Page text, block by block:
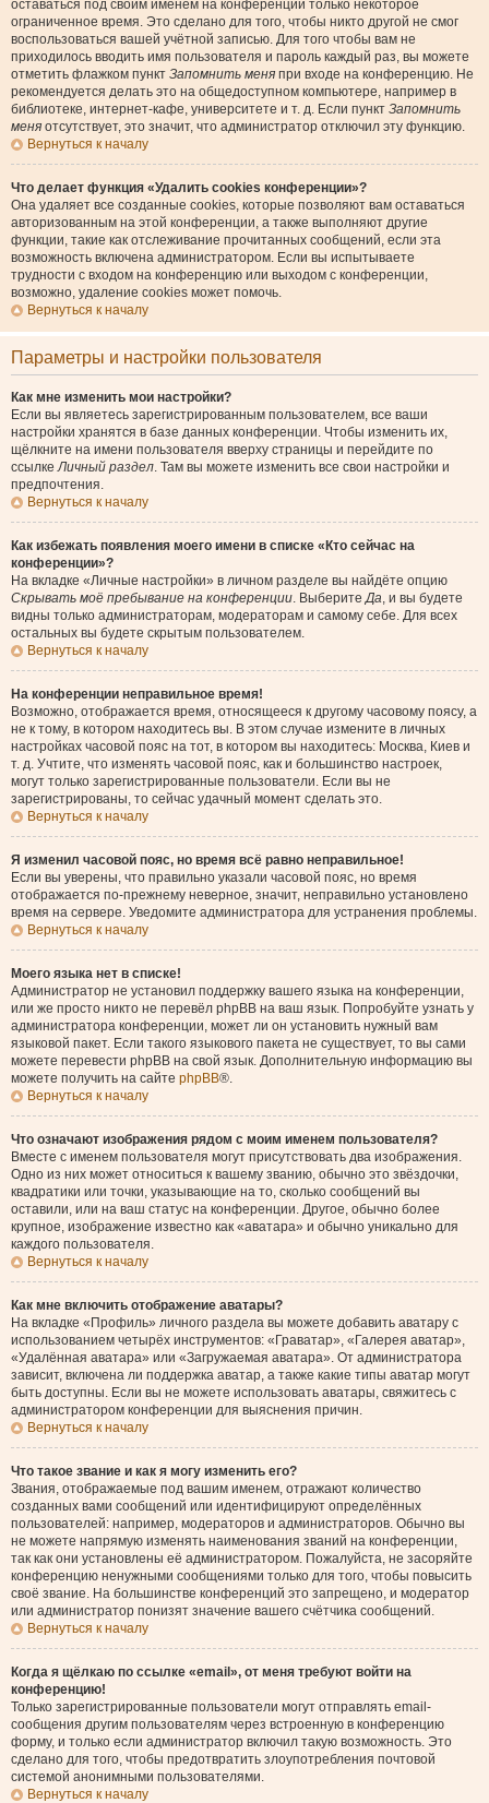
оставаться под своим именем на конференции только некоторое
ограниченное время. Это сделано для того, чтобы никто другой не смог
воспользоваться вашей учётной записью. Для того чтобы вам не
приходилось вводить имя пользователя и пароль каждый раз, вы можете
отметить флажком пункт Запомнить меня при входе на конференцию. Не
рекомендуется делать это на общедоступном компьютере, например в
библиотеке, интернет-кафе, университете и т. д. Если пункт Запомнить
меня отсутствует, это значит, что администратор отключил эту функцию.
Вернуться к началу
Что делает функция «Удалить cookies конференции»?
Она удаляет все созданные cookies, которые позволяют вам оставаться
авторизованным на этой конференции, а также выполняют другие
функции, такие как отслеживание прочитанных сообщений, если эта
возможность включена администратором. Если вы испытываете
трудности с входом на конференцию или выходом с конференции,
возможно, удаление cookies может помочь.
Вернуться к началу
Параметры и настройки пользователя
Как мне изменить мои настройки?
Если вы являетесь зарегистрированным пользователем, все ваши
настройки хранятся в базе данных конференции. Чтобы изменить их,
щёлкните на имени пользователя вверху страницы и перейдите по
ссылкеЛичный раздел. Там вы можете изменить все свои настройки и
предпочтения.
Вернуться к началу
Как избежать появления моего имени в списке «Кто сейчас на
конференции»?
На вкладке «Личные настройки» в личном разделе вы найдёте опцию
Скрывать моё пребывание на конференции. ВыберитеДа, и вы будете
видны только администраторам, модераторам и самому себе. Для всех
остальных вы будете скрытым пользователем.
Вернуться к началу
На конференции неправильное время!
Возможно, отображается время, относящееся к другому часовому поясу, а
не к тому, в котором находитесь вы. В этом случае измените в личных
настройках часовой пояс на тот, в котором вы находитесь: Москва, Киев и
т. д. Учтите, что изменять часовой пояс, как и большинство настроек,
могут только зарегистрированные пользователи. Если вы не
зарегистрированы, то сейчас удачный момент сделать это.
Вернуться к началу
Я изменил часовой пояс, но время всё равно неправильное!
Если вы уверены, что правильно указали часовой пояс, но время
отображается по-прежнему неверное, значит, неправильно установлено
время на сервере. Уведомите администратора для устранения проблемы.
Вернуться к началу
Моего языка нет в списке!
Администратор не установил поддержку вашего языка на конференции,
или же просто никто не перевёл phpBB на ваш язык. Попробуйте узнать у
администратора конференции, может ли он установить нужный вам
языковой пакет. Если такого языкового пакета не существует, то вы сами
можете перевести phpBB на свой язык. Дополнительную информацию вы
можете получить на сайте phpBB®.
Вернуться к началу
Что означают изображения рядом с моим именем пользователя?
Вместе с именем пользователя могут присутствовать два изображения.
Одно из них может относиться к вашему званию, обычно это звёздочки,
квадратики или точки, указывающие на то, сколько сообщений вы
оставили, или на ваш статус на конференции. Другое, обычно более
крупное, изображение известно как «аватара» и обычно уникально для
каждого пользователя.
Вернуться к началу
Как мне включить отображение аватары?
На вкладке «Профиль» личного раздела вы можете добавить аватару с
использованием четырёх инструментов: «Граватар», «Галерея аватар»,
«Удалённая аватара» или «Загружаемая аватара». От администратора
зависит, включена ли поддержка аватар, а также какие типы аватар могут
быть доступны. Если вы не можете использовать аватары, свяжитесь с
администратором конференции для выяснения причин.
Вернуться к началу
Что такое звание и как я могу изменить его?
Звания, отображаемые под вашим именем, отражают количество
созданных вами сообщений или идентифицируют определённых
пользователей: например, модераторов и администраторов. Обычно вы
не можете напрямую изменять наименования званий на конференции,
так как они установлены её администратором. Пожалуйста, не засоряйте
конференцию ненужными сообщениями только для того, чтобы повысить
своё звание. На большинстве конференций это запрещено, и модератор
или администратор понизят значение вашего счётчика сообщений.
Вернуться к началу
Когда я щёлкаю по ссылке «email», от меня требуют войти на
конференцию!
Только зарегистрированные пользователи могут отправлять email-
сообщения другим пользователям через встроенную в конференцию
форму, и только если администратор включил такую возможность. Это
сделано для того, чтобы предотвратить злоупотребления почтовой
системой анонимными пользователями.
Вернуться к началу